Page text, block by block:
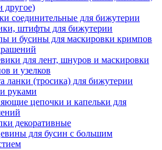
другое)
соединительные для бижутерии
штифты для бижутерии
и бусины для маскировки кримпов
для лент, шнуров и маскировки
и узелков
ланки (тросика) для бижутерии
руками
цепочки и капельки для
декоративные
для бусин с большим